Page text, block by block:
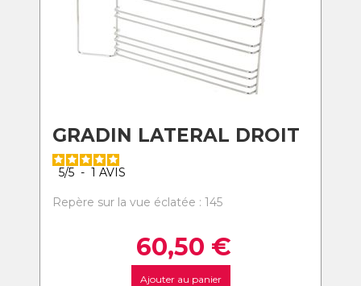
GRADIN LATERAL DROIT
5/5 - 1 AVIS
Repère sur la vue éclatée : 145
60,50 €
Ajouter au panier